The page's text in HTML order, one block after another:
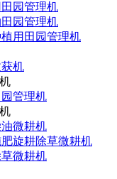
园管理机
园管理机
用田园管理机
机
管理机
微耕机
旋耕除草微耕机
微耕机